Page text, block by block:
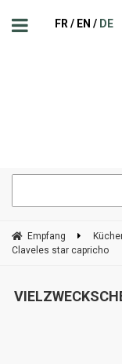
FR EN DE
Empfang
Claveles star capricho